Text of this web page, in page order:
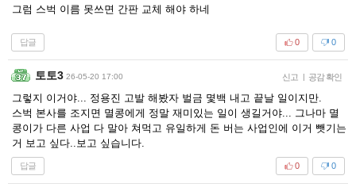
그럼 스벅 이름 못쓰면 간판 교체 해야 하네
답글 0
0
토토3 26-05-20 17:00 신고 | 공감 확인
그렇지 이거야... 정용진 고발 해봤자 벌금 몇백 내고 끝날 일이지만.
스벅 본사를 조지면 멸콩에게 정말 재미있는 일이 생길거야... 그나마 멸
콩이가 다른 사업 다 말아 쳐먹고 유일하게 돈 버는 사업인에 이거 뺏기는
거 보고 싶다..보고 싶습니다.
답글 0
0